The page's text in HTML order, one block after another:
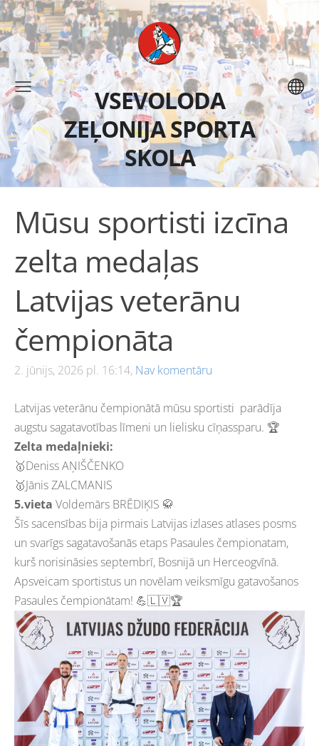
VSEVOLODA
ZEĻONIJA SPORTA
SKOLA
Mūsu sportisti izcīna
zelta medaļas
Latvijas veterānu
čempionāta
2. jūnijs, 2026 pl. 16:14, Nav komentāru
Latvijas veterānu čempionātā mūsu sportisti parādīja
augstu sagatavotības līmeni un lielisku cīņassparu. 🏆
Zelta medaļnieki:
🥇Deniss AŅIŠČENKO
🥇Jānis ZALCMANIS
5.vieta Voldemārs BRĒDIĶIS 🥋
Šīs sacensības bija pirmais Latvijas izlases atlases posms
un svarīgs sagatavošanās etaps Pasaules čempionatam,
kurš norisināsies septembrī, Bosnijā un Herceogvīnā.
Apsveicam sportistus un novēlam veiksmīgu gatavošanos
Pasaules čempionātam! 💪🇱🇻🏆